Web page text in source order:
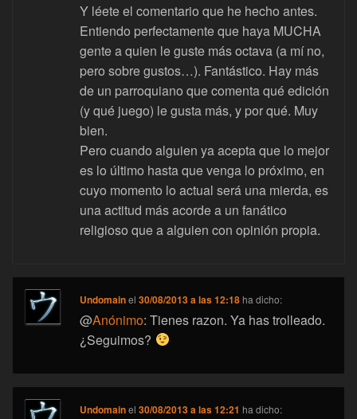
Y léete el comentario que he hecho antes.
Entiendo perfectamente que haya MUCHA
gente a quien le guste más octava (a mí no,
pero sobre gustos…). Fantástico. Hay más
de un parroquiano que comenta qué edición
(y qué juego) le gusta más, y por qué. Muy
bien.
Pero cuando alguien ya acepta que lo mejor
es lo último hasta que venga lo próximo, en
cuyo momento lo actual será una mierda, es
una actitud más acorde a un fanático
religioso que a alguien con opinión propia.
Undomainel30/08/2013 a las 12:18 ha dicho:
@Anónimo: Tienes razon. Ya has trolleado.
¿Seguimos?
Undomainel30/08/2013 a las 12:21 ha dicho: